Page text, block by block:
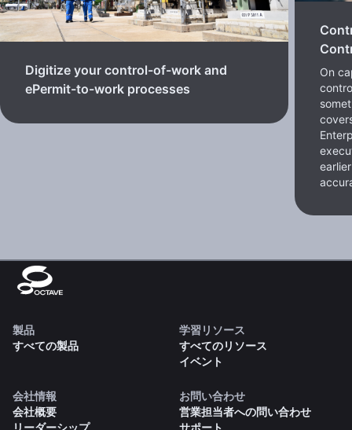
Digitize your control-of-work and
ePermit-to-work processes
On
製品
すべての製品
学習リソース
すべてのリソース
イベント
会社情報
会社概要
お問い合わせ
営業担当者への問い合わせ